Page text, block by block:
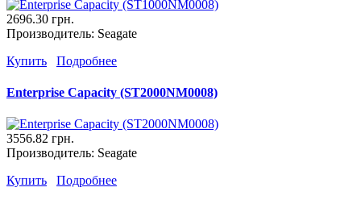
2696.30 грн.
Производитель: Seagate
Купить
Подробнее
Enterprise Capacity (ST2000NM0008)
3556.82 грн.
Производитель: Seagate
Купить
Подробнее